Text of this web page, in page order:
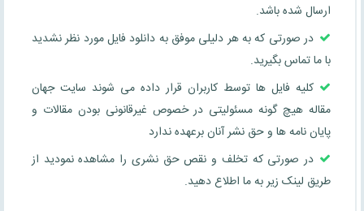
ارسال شده باشد.
در صورتی که به هر دلیلی موفق به دانلود فایل مورد نظر نشدید
با ما تماس بگیرید.
کلیه فایل ها توسط کاربران قرار داده می شوند سایت جهان
مقاله هیچ گونه مسئولیتی در خصوص غیرقانونی بودن مقالات و
پایان نامه ها و حق نشر آنان برعهده ندارد
در صورتی که تخلف و نقص حق نشری را مشاهده نمودید از
طریق لینک زیر به ما اطلاع دهید.